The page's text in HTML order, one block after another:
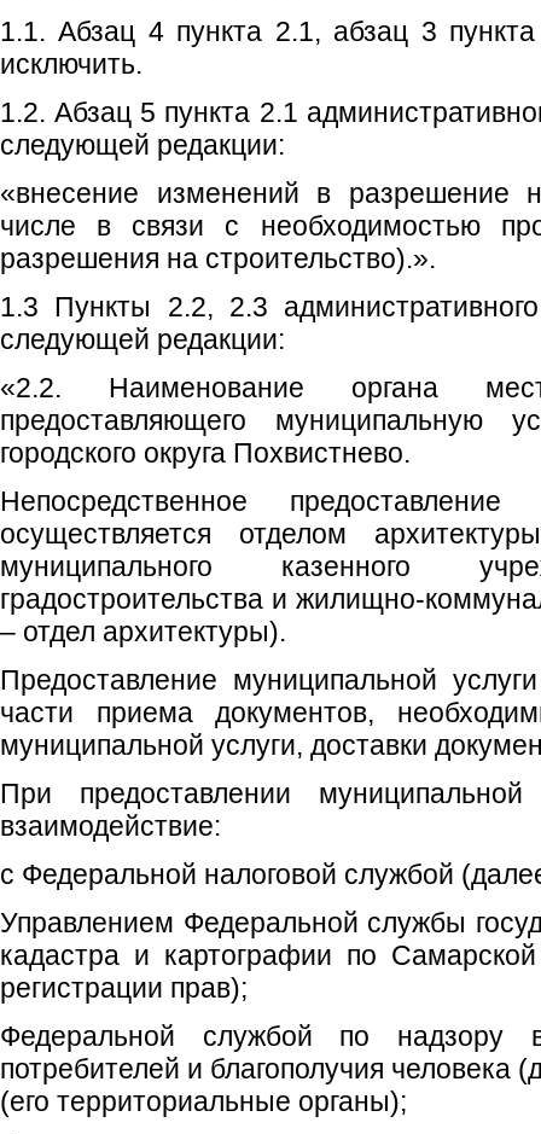
1.1. Абзац 4 пункта 2.1, абзац 3
исключить.
1.2. Абзац 5 пункта 2.1
следующей редакции:
«внесение изменений в разрешение
числе в связи с необходимостью
разрешения на строительство).».
1.3 Пункты 2.2, 2.3
следующей редакции:
«2.2. Наименование органа
предоставляющего муниципальную
городского округа Похвистнево.
Непосредственное
осуществляется отделом
муниципального казенного
градостроительства и жилищно-
– отдел архитектуры).
Предоставление муниципальной
части приема документов,
муниципальной услуги, доставки
При предоставлении муниципальной
взаимодействие:
с Федеральной налоговой службой
Управлением Федеральной службы
кадастра и картографии по
регистрации прав);
Федеральной службой по
потребителей и благополучия человека
(его территориальные органы);